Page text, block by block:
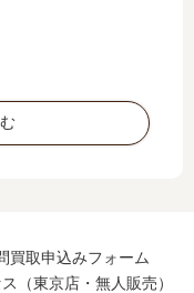
買取申込みフォーム
（東京店・無人販売）